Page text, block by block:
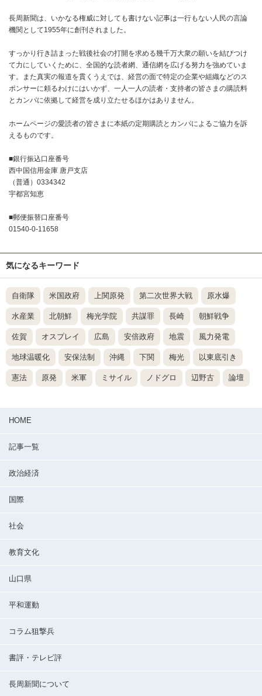
長周新聞は、いかなる権威に対しても書けない記事は一行もない人民の言論
機関として1955年に創刊されました。
すっかり行き詰まった戦後社会の打開を求める幾千万大衆の願いを結びつけ
て力にしていくために、全国的な読者網、通信網を広げる努力を強めていま
す。また真実の報道を貫くうえでは、経営の面で特定の企業や組織などのス
ポンサーに頼るわけにはいかず、一人一人の読者・支持者の皆さまの購読料
とカンパに依拠して経営を成り立たせるほかはありません。
ホームページの愛読者の皆さまに本紙の定期購読とカンパによるご協力を訴
えるものです。
■銀行振込口座番号
西中国信用金庫 唐戸支店
（普通）0334342
宇都宮知恵
■郵便振替口座番号
01540-0-11658
気になるキーワード
自衛隊 米国政府 上関原発 第二次世界大戦 原水爆
水産業 北朝鮮 梅光学院 共謀罪 長崎 朝鮮戦争
佐賀 オスプレイ 広島 安倍政府 地震 風力発電
地球温暖化 安保法制 沖縄 下関 梅光 以東底引き
憲法 原発 米軍 ミサイル ノドグロ 辺野古 論壇
HOME
記事一覧
政治経済
国際
社会
教育文化
山口県
平和運動
コラム狙撃兵
書評・テレビ評
長周新聞について